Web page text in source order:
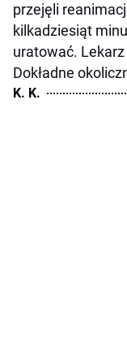
przejęli
kilkadziesiąt
uratować.
Dokładne
K. K.